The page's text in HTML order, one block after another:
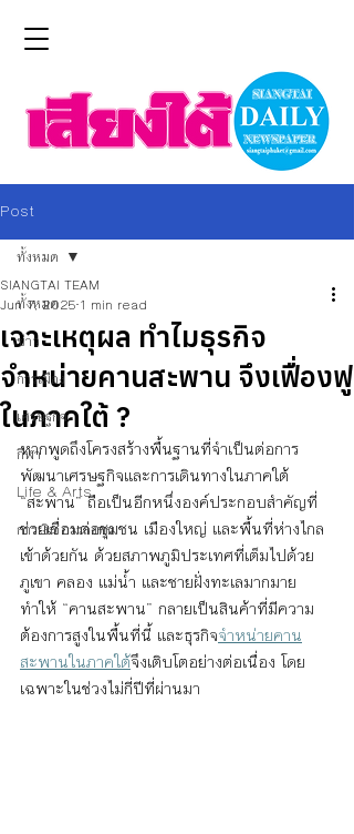
Post
ทั้งหมด
ข่าว
การเมือง
เศรษฐกิจ
กีฬา
Life & Arts
การเงิน การลงทุน
ทั้งหมด
เจาะเหตุผล ทำไมธุรกิจ
จำหน่ายคานสะพาน จึงเฟื่องฟู
ในภาคใต้ ?
SIANGTAI TEAM
Jun 7, 2025 1 min read
หากพูดถึงโครงสร้างพื้นฐานที่จำเป็นต่อการ
พัฒนาเศรษฐกิจและการเดินทางในภาคใต้
“สะพาน” ถือเป็นอีกหนึ่งองค์ประกอบสำคัญที่
ช่วยเชื่อมต่อชุมชน เมืองใหญ่ และพื้นที่ห่างไกล
เข้าด้วยกัน ด้วยสภาพภูมิประเทศที่เต็มไปด้วย
ภูเขา คลอง แม่น้ำ และชายฝั่งทะเลมากมาย
ทำให้ “คานสะพาน” กลายเป็นสินค้าที่มีความ
ต้องการสูงในพื้นที่นี้ และธุรกิจจำหน่ายคาน
สะพานในภาคใต้จึงเติบโตอย่างต่อเนื่อง โดย
เฉพาะในช่วงไม่กี่ปีที่ผ่านมา